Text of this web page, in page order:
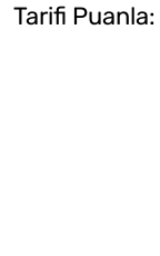
Tarifi Puanla: